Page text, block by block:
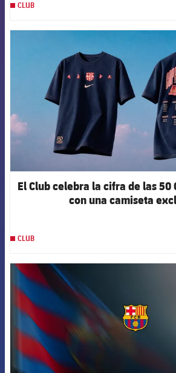
CLUB
El Club celebra la cifra de las 50
con una camiseta
CLUB